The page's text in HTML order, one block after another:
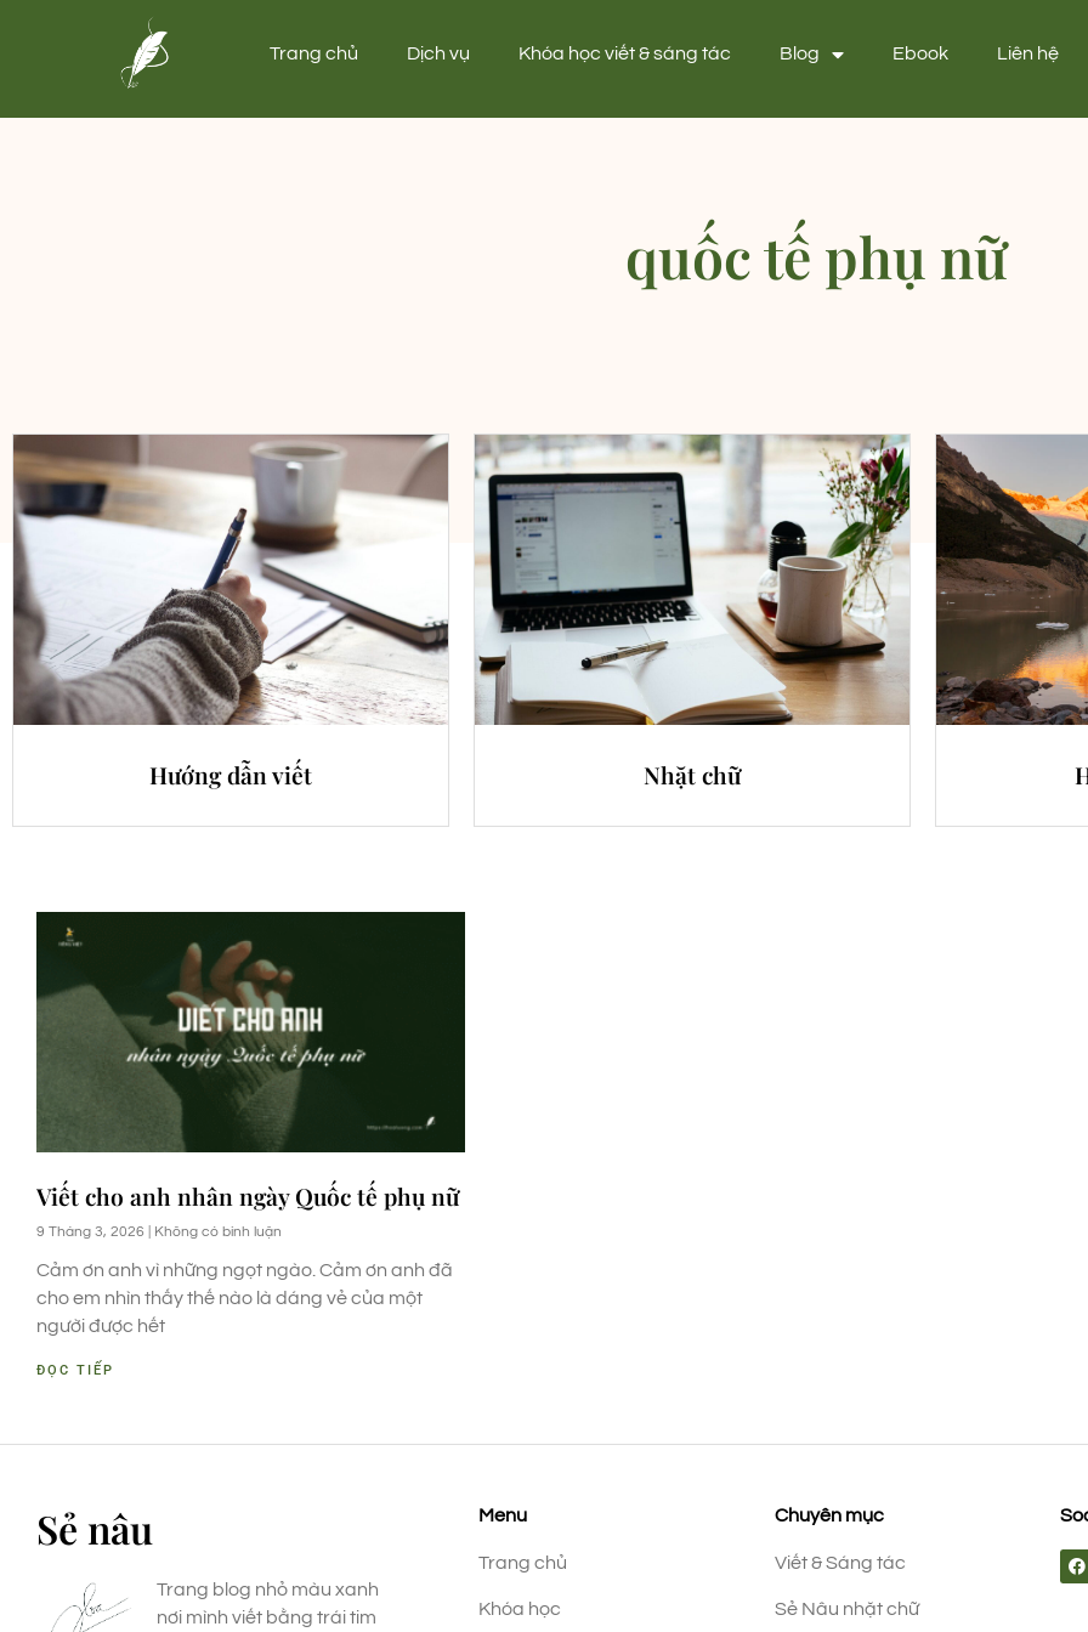
Trang chủ Dịch vụ Khóa học viết & sáng tác Blog Ebook Liên hệ
quốc tế phụ nữ
Hướng dẫn viết Nhặt chữ
Viết cho anh nhân ngày Quốc tế phụ nữ
9 Tháng 3, 2026 Không có bình luận
Cảm ơn anh vì những ngọt ngào. Cảm ơn anh đã
cho em nhìn thấy thế nào là dáng vẻ của một
người được hết
ĐỌC TIẾP
Sẻ nâu
Trang blog nhỏ màu xanh
nơi mình viết bằng trái tim
Menu
Trang chủ
Khóa học
Chuyên mục
Viết & Sáng tác
Sẻ Nâu nhặt chữ